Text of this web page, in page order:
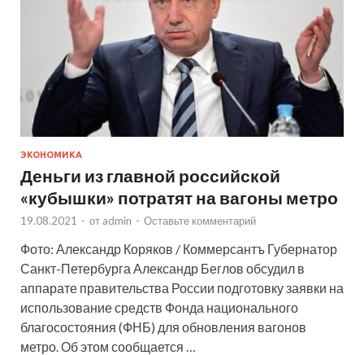
ЭКОНОМИКА
Деньги из главной российской
«кубышки» потратят на вагоны метро
19.08.2021 - от admin - Оставьте комментарий
Фото: Александр Коряков / Коммерсантъ Губернатор
Санкт-Петербурга Александр Беглов обсудил в
аппарате правительства России подготовку заявки на
использование средств Фонда национального
благосостояния (ФНБ) для обновления вагонов
метро. Об этом сообщается …